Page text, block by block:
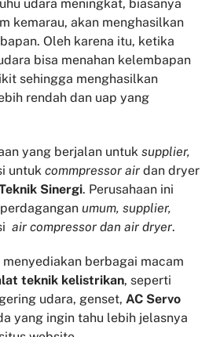
udara meningkat, biasanya
kemarau, akan menghasilkan
Oleh karena itu, ketika
bisa menahan kelembapan
sehingga menghasilkan
rendah dan uap yang
yang berjalan untuksupplier,
untukcommpressor air dan dryer
Sinergi. Perusahaan ini
umum, supplier,
air compressor dan air dryer.
menyediakan berbagai macam
teknik kelistrikan, seperti
udara, genset,AC Servo
yang ingin tahu lebih jelasnya